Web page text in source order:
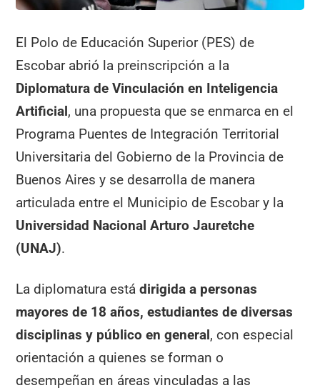
El Polo de Educación Superior (PES) de
Escobar abrió la preinscripción a la
Diplomatura de Vinculación en Inteligencia
Artificial, una propuesta que se enmarca en el
Programa Puentes de Integración Territorial
Universitaria del Gobierno de la Provincia de
Buenos Aires y se desarrolla de manera
articulada entre el Municipio de Escobar y la
Universidad Nacional Arturo Jauretche
(UNAJ).
La diplomatura estádirigida a personas
mayores de 18 años, estudiantes de diversas
disciplinas y público en general, con especial
orientación a quienes se forman o
desempeñan en áreas vinculadas a las